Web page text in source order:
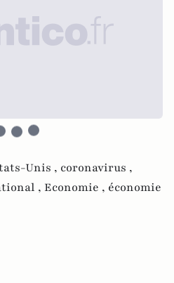
Unis , coronavirus ,
, Economie , économie